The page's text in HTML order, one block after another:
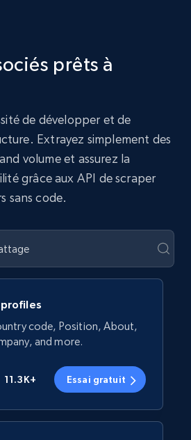
prêts à
de développer et de
Extrayez simplement des
volume et assurez la
grâce aux API de scraper
sans code.
code, Position, About,
and more.
11.3K+ Essai gratuit